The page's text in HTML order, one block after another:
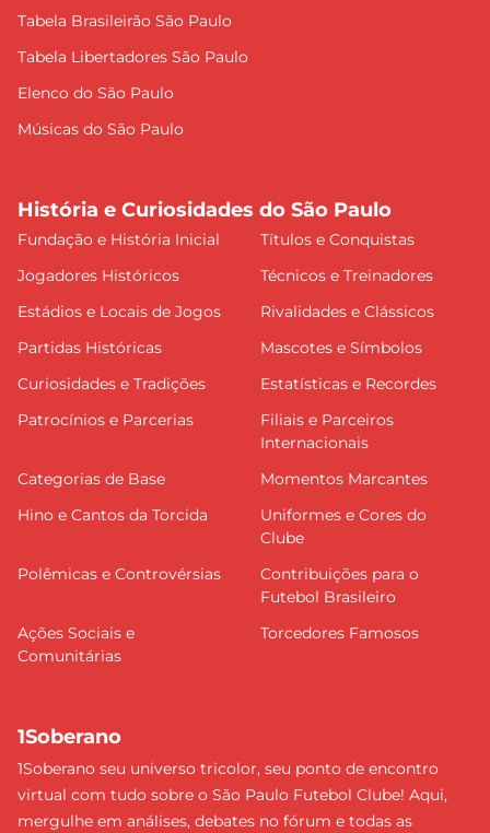
Tabela Brasileirão São Paulo
Tabela Libertadores São Paulo
Elenco do São Paulo
Músicas do São Paulo
História e Curiosidades do São Paulo
Fundação e História Inicial
Títulos e Conquistas
Jogadores Históricos
Técnicos e Treinadores
Estádios e Locais de Jogos
Rivalidades e Clássicos
Partidas Históricas
Mascotes e Símbolos
Curiosidades e Tradições
Estatísticas e Recordes
Patrocínios e Parcerias
Filiais e Parceiros
Internacionais
Categorias de Base
Momentos Marcantes
Hino e Cantos da Torcida
Uniformes e Cores do
Clube
Polêmicas e Controvérsias
Contribuições para o
Futebol Brasileiro
Ações Sociais e
Comunitárias
Torcedores Famosos
1Soberano
1Soberano seu universo tricolor, seu ponto de encontro
virtual com tudo sobre o São Paulo Futebol Clube! Aqui,
mergulhe em análises, debates no fórum e todas as